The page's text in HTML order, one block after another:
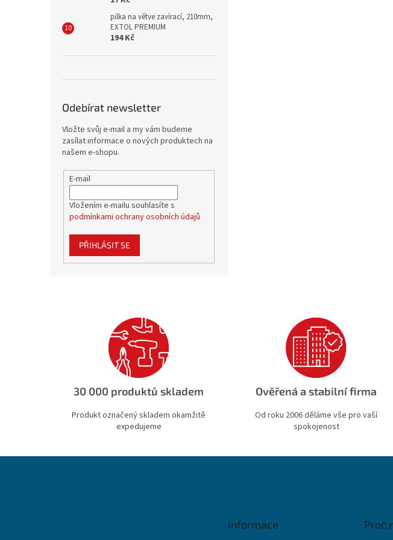
pilka na větve zavírací, 210mm,
EXTOL PREMIUM
194 Kč
Odebírat newsletter
Vložte svůj e-mail a my vám budeme
zasílat informace o nových produktech na
našem e-shopu.
E-mail
Vložením e-mailu souhlasíte s
podmínkami ochrany osobních údajů
PŘIHLÁSIT SE
30 000 produktů skladem
Produkt označený skladem okamžitě
expedujeme
Ověřená a stabilní firma
Od roku 2006 děláme vše pro vaší
spokojenost
Informace Proč